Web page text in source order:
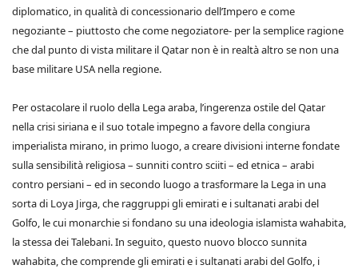
diplomatico, in qualità di concessionario dell’Impero e come
negoziante – piuttosto che come negoziatore- per la semplice ragione
che dal punto di vista militare il Qatar non è in realtà altro se non una
base militare USA nella regione.
Per ostacolare il ruolo della Lega araba, l’ingerenza ostile del Qatar
nella crisi siriana e il suo totale impegno a favore della congiura
imperialista mirano, in primo luogo, a creare divisioni interne fondate
sulla sensibilità religiosa – sunniti contro sciiti – ed etnica – arabi
contro persiani – ed in secondo luogo a trasformare la Lega in una
sorta di Loya Jirga, che raggruppi gli emirati e i sultanati arabi del
Golfo, le cui monarchie si fondano su una ideologia islamista wahabita,
la stessa dei Talebani. In seguito, questo nuovo blocco sunnita
wahabita, che comprende gli emirati e i sultanati arabi del Golfo, i